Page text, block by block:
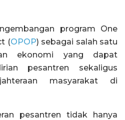
program One
(OPOP) sebagai salah satu
ekonomi yang dapat
pesantren sekaligus
masyarakat di
pesantren tidak hanya